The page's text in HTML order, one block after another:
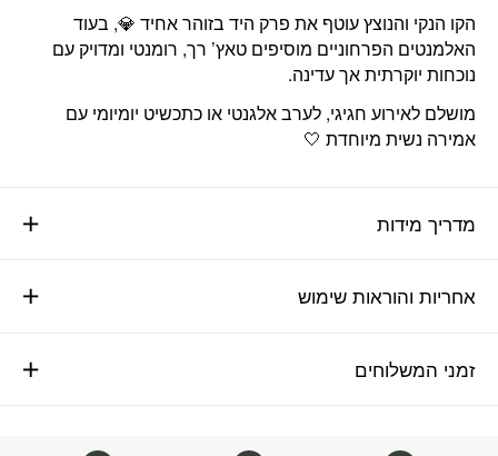
הקו הנקי והנוצץ עוטף את פרק היד בזוהר אחיד 💎, בעוד
האלמנטים הפרחוניים מוסיפים טאץ’ רך, רומנטי ומדויק עם
נוכחות יוקרתית אך עדינה.
מושלם לאירוע חגיגי, לערב אלגנטי או כתכשיט יומיומי עם
אמירה נשית מיוחדת 🤍
מדריך מידות
אחריות והוראות שימוש
זמני המשלוחים